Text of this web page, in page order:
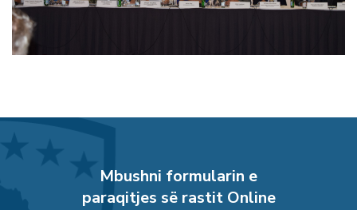
Mbushni formularin e
paraqitjes së rastit Online